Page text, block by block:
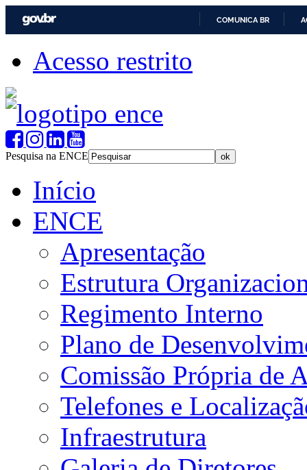
COMUNICA BR
Acesso restrito
Pesquisa na ENCE
Início
ENCE
Apresentação
Estrutura
Regimento Interno
Plano de
Comissão Própria de
Telefones e
Infraestrutura